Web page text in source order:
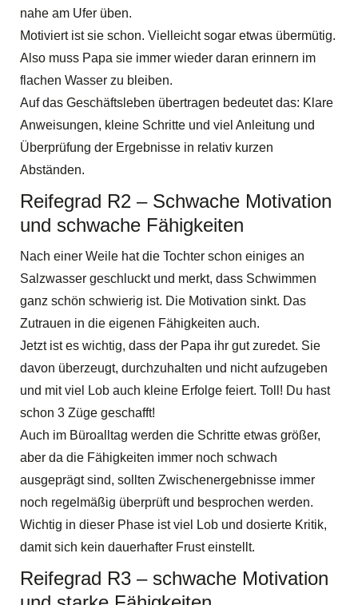
nahe am Ufer üben.
Motiviert ist sie schon. Vielleicht sogar etwas übermütig.
Also muss Papa sie immer wieder daran erinnern im
flachen Wasser zu bleiben.
Auf das Geschäftsleben übertragen bedeutet das: Klare
Anweisungen, kleine Schritte und viel Anleitung und
Überprüfung der Ergebnisse in relativ kurzen
Abständen.
Reifegrad R2 – Schwache Motivation
und schwache Fähigkeiten
Nach einer Weile hat die Tochter schon einiges an
Salzwasser geschluckt und merkt, dass Schwimmen
ganz schön schwierig ist. Die Motivation sinkt. Das
Zutrauen in die eigenen Fähigkeiten auch.
Jetzt ist es wichtig, dass der Papa ihr gut zuredet. Sie
davon überzeugt, durchzuhalten und nicht aufzugeben
und mit viel Lob auch kleine Erfolge feiert. Toll! Du hast
schon 3 Züge geschafft!
Auch im Büroalltag werden die Schritte etwas größer,
aber da die Fähigkeiten immer noch schwach
ausgeprägt sind, sollten Zwischenergebnisse immer
noch regelmäßig überprüft und besprochen werden.
Wichtig in dieser Phase ist viel Lob und dosierte Kritik,
damit sich kein dauerhafter Frust einstellt.
Reifegrad R3 – schwache Motivation